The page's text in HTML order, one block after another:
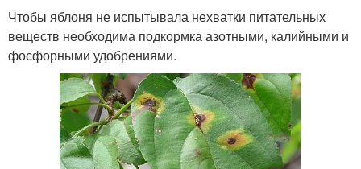
Чтобы яблоня не испытывала нехватки питательных
веществ необходима подкормка азотными, калийными и
фосфорными удобрениями.